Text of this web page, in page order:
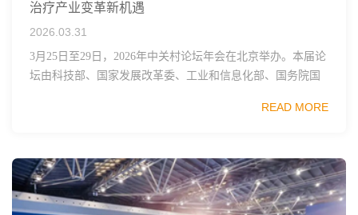
治疗产业变革新机遇
2026.03.31
3月25日至29日，2026年中关村论坛年会在北京举办。本届论
坛由科技部、国家发展改革委、工业和信息化部、国务院国
READ MORE